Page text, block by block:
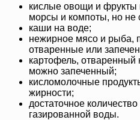
кислые овощи и фрукты
морсы и компоты, но не
каши на воде;
нежирное мясо и рыба,
отваренные или
картофель, отваренный
можно запеченный;
кисломолочные
жирности;
достаточное
газированной воды.